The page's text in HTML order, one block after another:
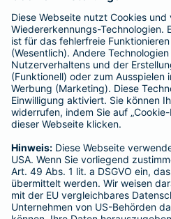
Behandlungen machen. Dabei ist
einen passenden Schutz zu
verschiedenen Tarifendie beste
auswählen.Egal für welches
entscheiden - bei allen unseren
Preis-Leistungs-Verhältnis.
Sie sind unsicher, welche
Unsere Berater und Beraterinnen
persönliches Gespräch zur
. So finden auch Sie den
#MachenWirGern